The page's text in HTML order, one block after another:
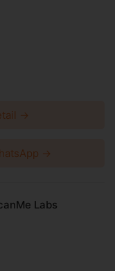
→
→
Labs